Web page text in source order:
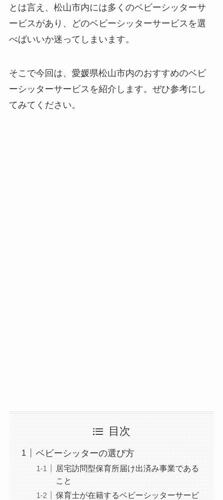
とは言え、松山市内には多くのベビーシッターサ
ービスがあり、どのベビーシッターサービスを選
べばいいか迷ってしまいます。
そこで今回は、愛媛県松山市内のおすすめのベビ
ーシッターサービスを紹介します。ぜひ参考にし
てみてください。
目次
ベビーシッターの選び方
居宅訪問型保育所届け出済み事業である
こと
保育士が在籍するベビーシッターサービ